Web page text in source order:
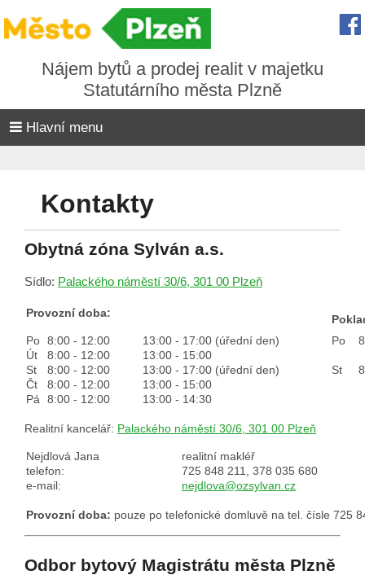
Nájem bytů a prodej realit v majetku
Statutárního města Plzně
Hlavní menu
Kontakty
Obytná zóna Sylván a.s.
Sídlo: Palackého náměstí 30/6, 301 00 Plzeň
Provozní doba:
Po 8:00 - 12:00 13:00 - 17:00 (úřední den)
Po
Út
8:00 - 12:00
13:00 - 15:00
St
8:00 - 12:00 13:00 - 17:00 (úřední den)
St
Čt
8:00 - 12:00
13:00 - 15:00
Pá
8:00 - 12:00 13:00 - 14:30
Realitní kancelář: Palackého náměstí 30/6, 301 00 Plzeň
Nejdlová Jana
realitní makléř
telefon:
725 848 211, 378 035 680
e-mail:
nejdlova@ozsylvan.cz
Provozní doba: pouze po telefonické domluvě na tel. čísle 725
Odbor bytový Magistrátu města Plzně